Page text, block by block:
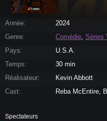
Année:
2024
Genre:
Comédie, Séries
Pays:
U.S.A.
Temps:
30 min
Réalisateur:
Kevin Abbott
Cast:
Reba McEntire,
Spectateurs